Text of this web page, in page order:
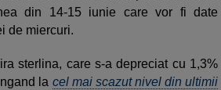
din 14-15 iunie care vor fi date
de miercuri.
sterlina, care s-a depreciat cu 1,3%
la cel mai scazut nivel din ultimii